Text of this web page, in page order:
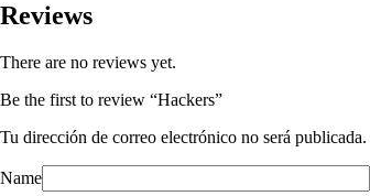
Reviews
There are no reviews yet.
Be the first to review “Hackers”
Tu dirección de correo electrónico no será publicada.
Name